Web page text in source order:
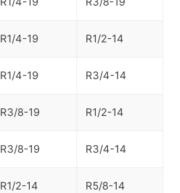
R1/4-19 R1/2-14
R1/4-19 R3/4-14
R3/8-19 R1/2-14
R3/8-19 R3/4-14
R1/2-14 R5/8-14